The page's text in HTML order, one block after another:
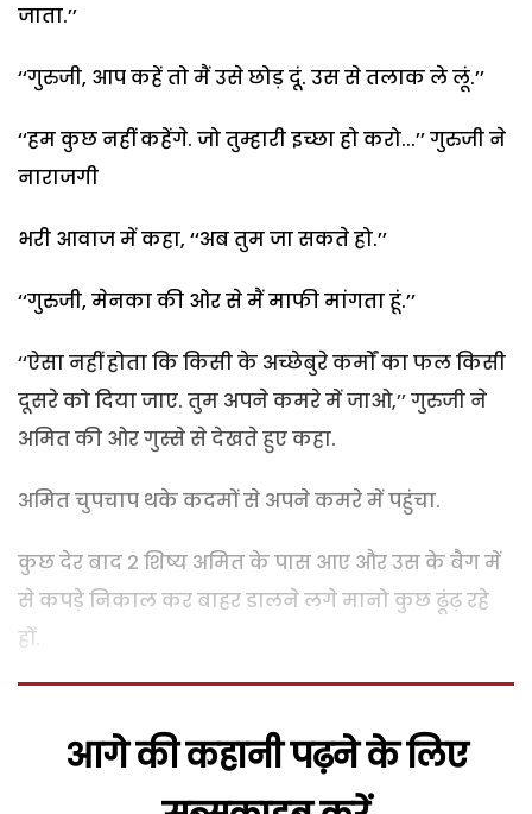
जाता.’’
‘‘गुरुजी, आप कहें तो मैं उसे छोड़ दूं. उस से तलाक ले लूं.’’
‘‘हम कुछ नहीं कहेंगे. जो तुम्हारी इच्छा हो करो...’’ गुरुजी ने
नाराजगी
भरी आवाज में कहा, ‘‘अब तुम जा सकते हो.’’
‘‘गुरुजी, मेनका की ओर से मैं माफी मांगता हूं.’’
‘‘ऐसा नहीं होता कि किसी के अच्छेबुरे कर्मों का फल किसी
दूसरे को दिया जाए. तुम अपने कमरे में जाओ,’’ गुरुजी ने
अमित की ओर गुस्से से देखते हुए कहा.
अमित चुपचाप थके कदमों से अपने कमरे में पहुंचा.
कुछ देर बाद 2 शिष्य अमित के पास आए और उस के बैग में
से कपड़े निकाल कर बाहर डालने लगे मानो कुछ ढूंढ़ रहे
हों.
आगे की कहानी पढ़ने के लिए